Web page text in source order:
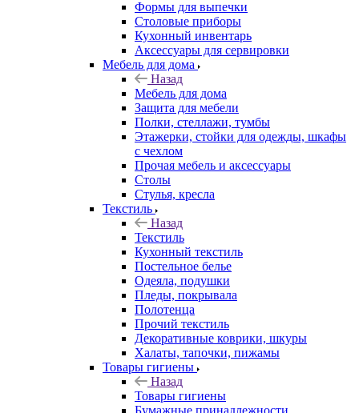
Формы для выпечки
Столовые приборы
Кухонный инвентарь
Аксессуары для сервировки
Мебель для дома
Назад
Мебель для дома
Защита для мебели
Полки, стеллажи, тумбы
Этажерки, стойки для одежды, шкафы
с чехлом
Прочая мебель и аксессуары
Столы
Стулья, кресла
Текстиль
Назад
Текстиль
Кухонный текстиль
Постельное белье
Одеяла, подушки
Пледы, покрывала
Полотенца
Прочий текстиль
Декоративные коврики, шкуры
Халаты, тапочки, пижамы
Товары гигиены
Назад
Товары гигиены
Бумажные принадлежности